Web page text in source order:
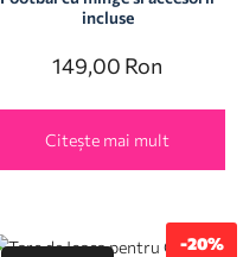
incluse
149,00 Ron
Citește mai mult
-20%